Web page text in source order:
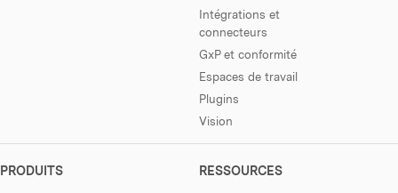
Intégrations et
connecteurs
GxP et conformité
Espaces de travail
Plugins
Vision
PRODUITS
RESSOURCES